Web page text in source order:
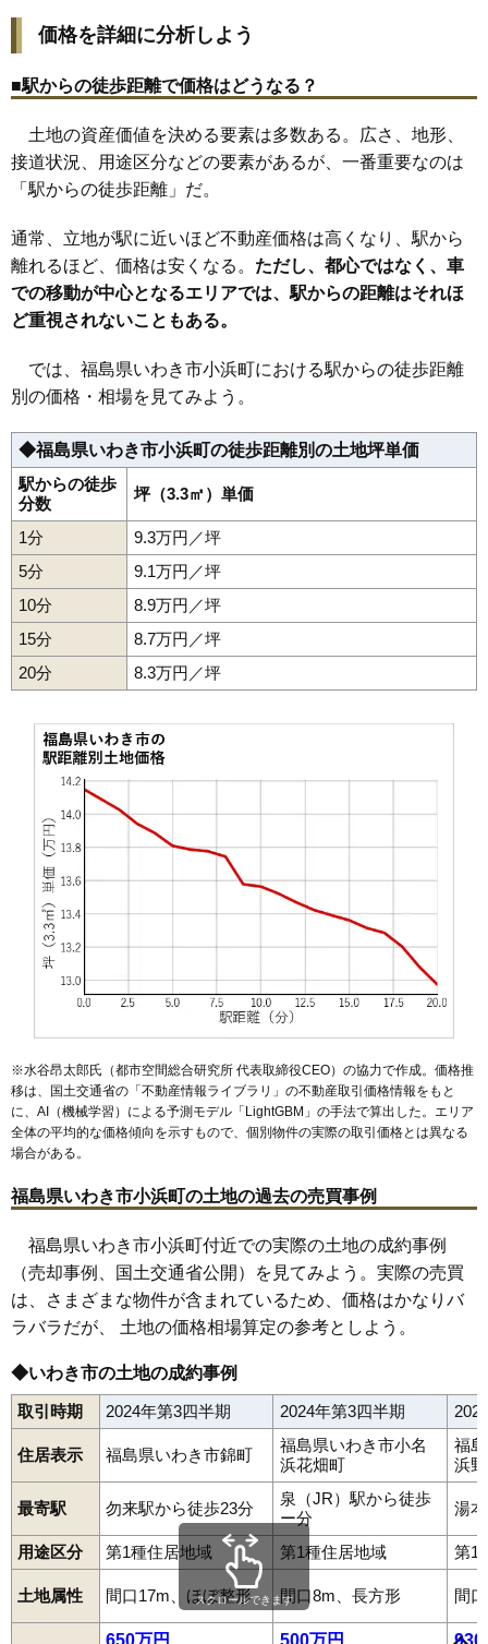
30 小名浜玉川町 17万円
31 小名浜西町 17万円
33 鹿島町下蔵持 17万円 1,157万円 19.9%
34 常磐下湯長谷町 17万円 1,302万円 8.2%
36 小名浜愛宕上 16万円 1,133万円 4.9%
37 小名浜大原 16万円 1,329万円 10.0%
38 小名浜愛宕町 16万円 1,631万円 2.6%
39 草木台 16万円
40 平赤井比良 16万円 1,082万円 9.1%
41 内郷高坂町 16万円
43 植田町 16万円 1,237万円
44 小名浜寺廻町 16万円
45 平鎌田 16万円 1,655万円 2.9%
46 好間町中好間 15万円 1,616万円 4.1%
47 泉町滝尻 15万円 1,473万円 -3.5%
48 常磐湯本町
49 四倉町
50 後田町
52 内郷御台境町
常磐上湯長谷町
55 明治団地
56 14万円
57
58 1,012万円
59
内郷内町 14万円 956万円 0.7%
62 常磐白鳥町 14万円 1,071万円 4.9%
63 鹿島町船戸 14万円 937万円 3.6%
内郷綴町 14万円 1,057万円 -1.5%
65
66 平中神谷 13万円 1,209万円
68 平中平窪 13万円 1,159万円 -2.3%
69 石塚町 13万円 1,112万円 1.0%
平幕ノ内 13万円 878万円
72 小名浜下神白 13万円
73 石森 13万円 1,252万円 -4.2%
1,078万円 3.4%
966万円 -1.0%
76 鹿島町御代 12万円 847万円 0.5%
77 平下神谷 12万円 1,098万円 -1.1%
78 錦町 12万円 1,128万円 0.5%
79 常磐下船尾町 12万円 863万円 1.4%
鹿島町下矢田 1,220万円 6.6%
価格を詳細に分析しよう
■駅からの徒歩距離で価格はどうなる？
土地の資産価値を決める要素は多数ある。広さ、地形、
接道状況、用途区分などの要素があるが、一番重要なのは
「駅からの徒歩距離」だ。
通常、立地が駅に近いほど不動産価格は高くなり、駅から
離れるほど、価格は安くなる。 ただし、都心ではなく、車
での移動が中心となるエリアでは、駅からの距離はそれほ
ど重視されないこともある。
では、福島県いわき市小浜町における駅からの徒歩距離
別の価格・相場を見てみよう。
◆福島県いわき市小浜町の徒歩距離別の土地坪単価
駅からの徒歩
分数
坪（3.3㎡）単価
1分
9.3万円／坪
5分
9.1万円／坪
10分
8.9万円／坪
15分
8.7万円／坪
20分
8.3万円／坪
※水谷昂太郎氏（都市空間総合研究所 代表取締役CEO）の協力で作成。価格推
移は、国土交通省の「不動産情報ライブラリ 」の不動産取引価格情報をもと
に、AI（機械学習）による予測モデル「LightGBM」の手法で算出した。エリア
全体の平均的な価格傾向を示すもので、個別物件の実際の取引価格とは異なる
場合がある。
福島県いわき市小浜町の土地の過去の売買事例
福島県いわき市小浜町付近での実際の土地の成約事例
（売却事例、国土交通省公開）を見てみよう。実際の売買
は、さまざまな物件が含まれているため、価格はかなりバ
ラバラだが、 土地の価格相場算定の参考としよう。
◆いわき市の土地の成約事例
取引時期 2024年第3四半期 2024年第3四半期
住居表示 福島県いわき市錦町
福島県いわき市小名
浜花畑町
福
浜
最寄駅 勿来駅から徒歩23分
泉（JR）駅から徒歩
ー分
湯
用途区分 第1種住居地域 第1種住居地域 第1
土地属性 間口17m、ほぼ整形 間口8m、長方形 間
650万円 500万円 930
スクロールできます
東田町石塚町石森泉ケ丘泉玉露泉町泉町黒須野泉町下川
泉町滝尻
泉町玉露泉町本谷泉もえぎ台岩間町植田町後田町
内郷内町内郷小島町内郷高野町内郷白水町内郷高坂町
内郷綴町
内郷御台境町内郷御厩町 内郷宮町江名江畑町
大久町小久小川町上平 小川町上小川
小川町柴原小川町下小川小川町高萩小川町西小川小島町
小名浜
小名浜相子島小名浜愛宕上 小名浜愛宕町小名浜大原
小名浜岡小名 小名浜金成小名浜上神白小名浜君ケ塚町
小名浜島小名浜下神白小名浜住吉小名浜諏訪町
小名浜玉川町小名浜寺廻町 小名浜中町境小名浜西君ケ塚町
小名浜西町小名浜野田小名浜花畑町小名浜港ケ丘
小名浜南君ケ塚町小名浜南富岡小名浜林城小浜町折戸
鹿島町上蔵持 鹿島町久保鹿島町米田鹿島町下蔵持
鹿島町下矢田鹿島町走熊鹿島町船戸鹿島町御代金山町